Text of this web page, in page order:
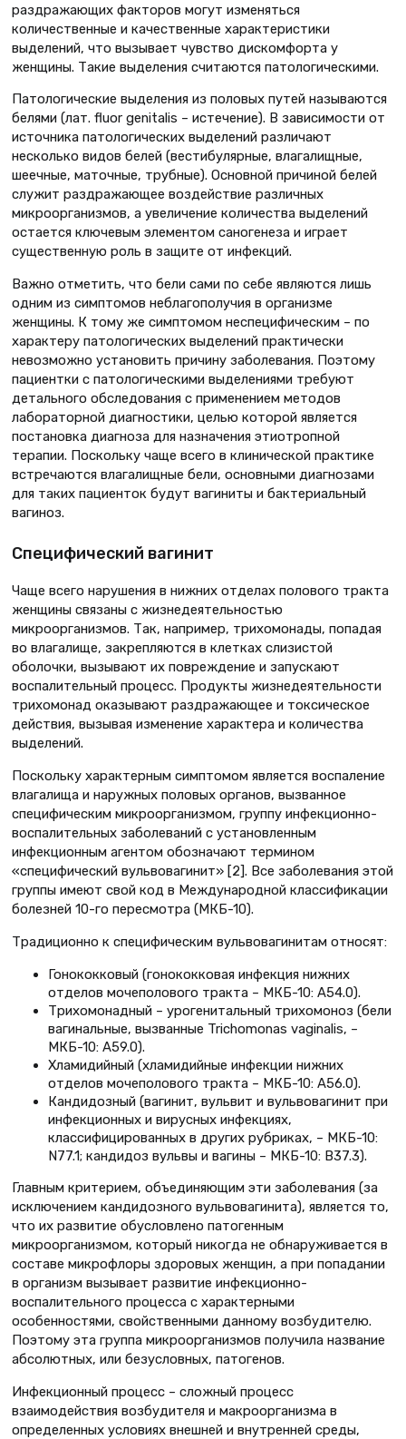
раздражающих факторов могут изменяться
количественные и качественные характеристики
выделений, что вызывает чувство дискомфорта у
женщины. Такие выделения считаются патологическими.
Патологические выделения из половых путей называются
белями (лат. fluor genitalis – истечение). В зависимости от
источника патологических выделений различают
несколько видов белей (вестибулярные, влагалищные,
шеечные, маточные, трубные). Основной причиной белей
служит раздражающее воздействие различных
микроорганизмов, а увеличение количества выделений
остается ключевым элементом саногенеза и играет
существенную роль в защите от инфекций.
Важно отметить, что бели сами по себе являются лишь
одним из симптомов неблагополучия в организме
женщины. К тому же симптомом неспецифическим – по
характеру патологических выделений практически
невозможно установить причину заболевания. Поэтому
пациентки с патологическими выделениями требуют
детального обследования с применением методов
лабораторной диагностики, целью которой является
постановка диагноза для назначения этиотропной
терапии. Поскольку чаще всего в клинической практике
встречаются влагалищные бели, основными диагнозами
для таких пациенток будут вагиниты и бактериальный
вагиноз.
Специфический вагинит
Чаще всего нарушения в нижних отделах полового тракта
женщины связаны с жизнедеятельностью
микроорганизмов. Так, например, трихомонады, попадая
во влагалище, закрепляются в клетках слизистой
оболочки, вызывают их повреждение и запускают
воспалительный процесс. Продукты жизнедеятельности
трихомонад оказывают раздражающее и токсическое
действия, вызывая изменение характера и количества
выделений.
Поскольку характерным симптомом является воспаление
влагалища и наружных половых органов, вызванное
специфическим микроорганизмом, группу инфекционно-
воспалительных заболеваний с установленным
инфекционным агентом обозначают термином
«специфический вульвовагинит» [2]. Все заболевания этой
группы имеют свой код в Международной классификации
болезней 10-го пересмотра (МКБ-10).
Традиционно к специфическим вульвовагинитам относят:
Гонококковый (гонококковая инфекция нижних
отделов мочеполового тракта – МКБ-10: А54.0).
Трихомонадный – урогенитальный трихомоноз (бели
вагинальные, вызванные Trichomonas vaginalis, –
МКБ-10: А59.0).
Хламидийный (хламидийные инфекции нижних
отделов мочеполового тракта – МКБ-10: А56.0).
Кандидозный (вагинит, вульвит и вульвовагинит при
инфекционных и вирусных инфекциях,
классифицированных в других рубриках, – МКБ-10:
N77.1; кандидоз вульвы и вагины – МКБ-10: В37.3).
Главным критерием, объединяющим эти заболевания (за
исключением кандидозного вульвовагинита), является то,
что их развитие обусловлено патогенным
микроорганизмом, который никогда не обнаруживается в
составе микрофлоры здоровых женщин, а при попадании
в организм вызывает развитие инфекционно-
воспалительного процесса с характерными
особенностями, свойственными данному возбудителю.
Поэтому эта группа микроорганизмов получила название
абсолютных, или безусловных, патогенов.
Инфекционный процесс – сложный процесс
взаимодействия возбудителя и макроорганизма в
определенных условиях внешней и внутренней среды,